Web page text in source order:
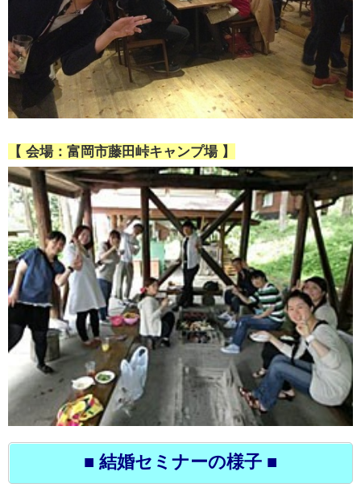
【 会場：富岡市藤田峠キャンプ場 】
■ 結婚セミナーの様子 ■